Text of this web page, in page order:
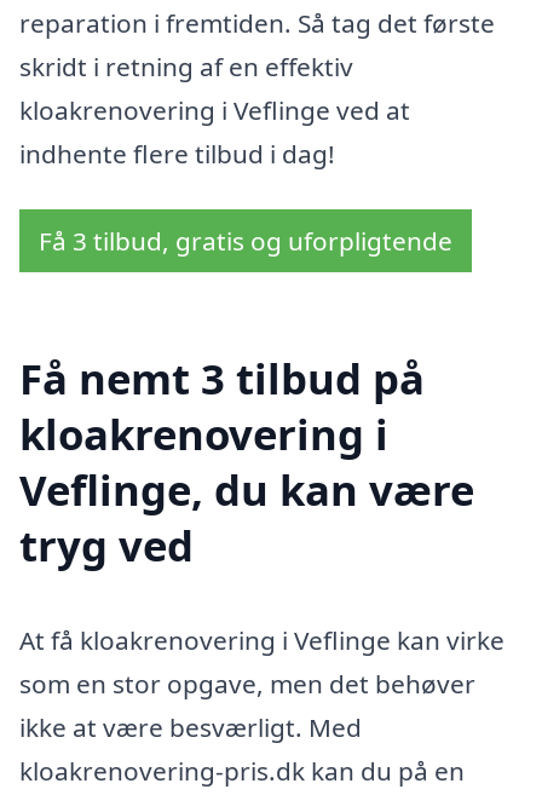
reparation i fremtiden. Så tag det første
skridt i retning af en effektiv
kloakrenovering i Veflinge ved at
indhente flere tilbud i dag!
Få 3 tilbud, gratis og uforpligtende
Få nemt 3 tilbud på
kloakrenovering i
Veflinge, du kan være
tryg ved
At få kloakrenovering i Veflinge kan virke
som en stor opgave, men det behøver
ikke at være besværligt. Med
kloakrenovering-pris.dk kan du på en